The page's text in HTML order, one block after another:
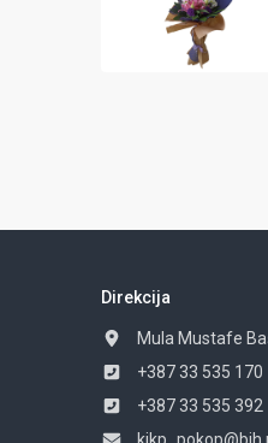
Direkcija
Mula Mustafe
+387 33 535 170
+387 33 535 392